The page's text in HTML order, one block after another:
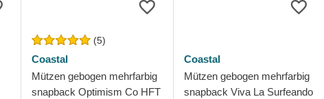
(5)
Coastal
Mützen gebogen mehrfarbig
snapback Optimism Co HFT
Coastal
Mützen gebogen mehrfarbig
snapback Viva La Surfeando